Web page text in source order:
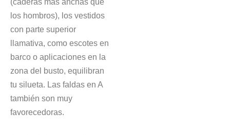
los hombros), los vestidos
con parte superior
llamativa, como escotes en
barco o aplicaciones en la
zona del busto, equilibran
tu silueta. Las faldas en A
también son muy
favorecedoras.